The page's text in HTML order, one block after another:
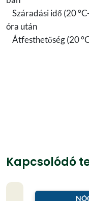
Száradási idő (20
óra után
Átfesthetőség (20
Kapcsolódó